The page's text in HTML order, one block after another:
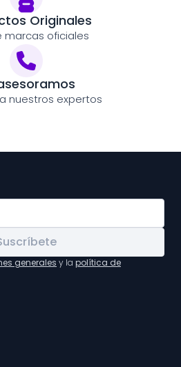
Originales
marcas oficiales
nuestros expertos
generales y la política de